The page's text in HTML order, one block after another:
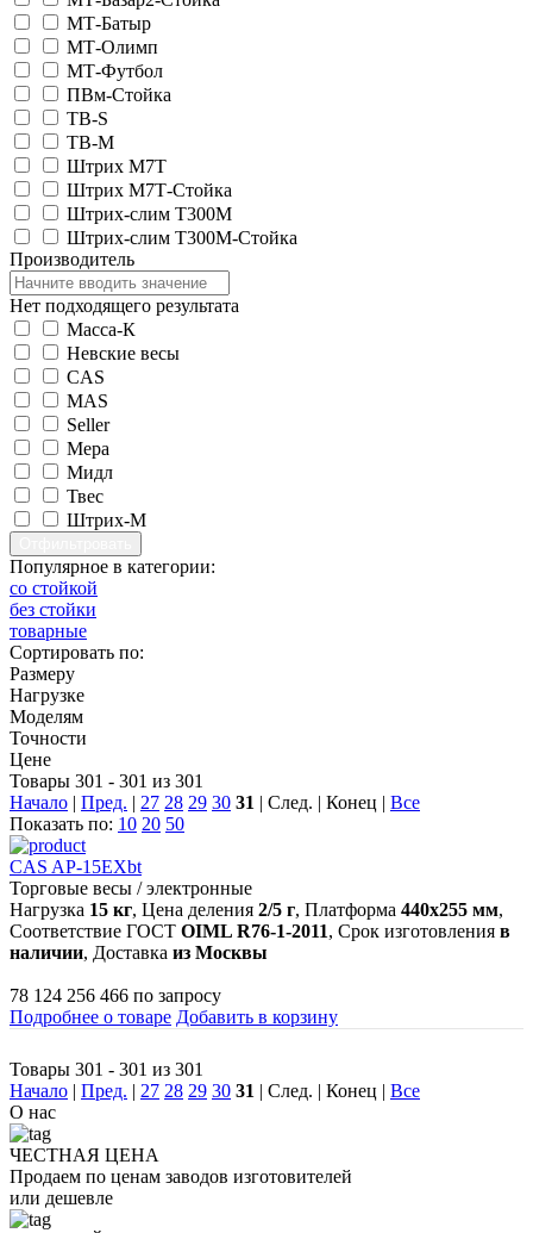
МТ-Батыр
МТ-Олимп
МТ-Футбол
ПВм-Стойка
ТВ-S
ТВ-М
Штрих М7Т
Штрих М7Т-Стойка
Штрих-слим Т300М
Штрих-слим Т300М-Стойка
Производитель
Нет подходящего результата
Масса-К
Невские весы
CAS
MAS
Seller
Мера
Мидл
Твес
Штрих-М
Популярное в категории:
со стойкой
без стойки
товарные
Сортировать по:
Размеру
Нагрузке
Моделям
Точности
Цене
Товары 301 - 301 из 301
Начало | Пред. | 27 28 29 30 31 | След. | Конец | Все
Показать по: 10 20 50
CAS AP-15EXbt
Торговые весы /электронные
Нагрузка 15 кг, Цена деления 2/5 г, Платформа 440х255 мм,
Соответствие ГОСТ OIML R76-1-2011, Срок изготовления в
наличии, Доставка из Москвы
78 124 256 466 по запросу
Подробнее о товаре Добавить в корзину
Товары 301 - 301 из 301
Начало | Пред. | 27 28 29 30 31 | След. | Конец | Все
О нас
ЧЕСТНАЯ ЦЕНА
Продаем по ценам заводов изготовителей
или дешевле